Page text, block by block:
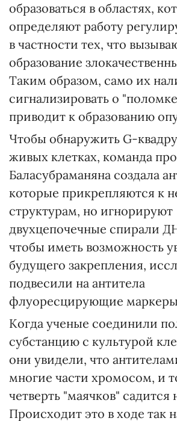
образоваться в областях,
определяют работу
в частности тех, что
образование
Таким образом, само их
сигнализировать о
приводит к образованию
Чтобы обнаружить G-
живых клетках, команда
Баласубраманяна создала
которые прикрепляются к
структурам, но игнорируют
двухцепочечные спирали
чтобы иметь возможность
будущего закрепления,
подвесили на антитела
флуоресцирующие
Когда ученые соединили
субстанцию с культурой
они увидели, что
многие части хромосом, и
четверть "маячков"
Происходит это в ходе так